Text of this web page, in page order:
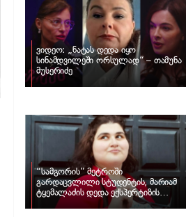
ვიდეო: „ნატას დედა იყო
სინამდვილეში ორსულად“ – თამუნა
მუსერიძე
“სამგორის” მეტროში
გარდაცვლილი სტუდენტის, მარიამ
ტყემალაძის დედა ექსპერტიზის
პასუხს აქვეყნებს – რა გახდა გოგონას